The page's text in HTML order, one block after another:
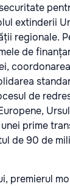
extinderii
regionale.
de
de
prime
de 90 de
premierul